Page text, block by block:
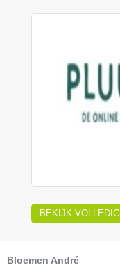
BEKIJK
Bloemen André